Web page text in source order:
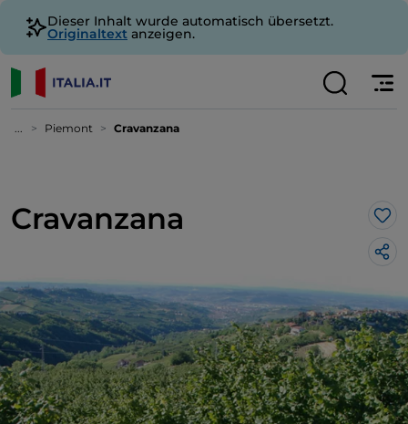
Dieser Inhalt wurde automatisch übersetzt.
Originaltext anzeigen.
... Piemont Cravanzana
Cravanzana